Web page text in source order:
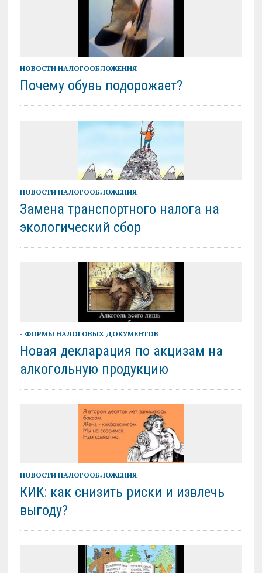
НОВОСТИ НАЛОГООБЛОЖЕНИЯ
Почему обувь подорожает?
НОВОСТИ НАЛОГООБЛОЖЕНИЯ
Замена транспортного налога на
экологический сбор
- ФОРМЫ НАЛОГОВЫХ ДОКУМЕНТОВ
Новая декларация по акцизам на
алкогольную продукцию
НОВОСТИ НАЛОГООБЛОЖЕНИЯ
КИК: как снизить риски и извлечь
выгоду?